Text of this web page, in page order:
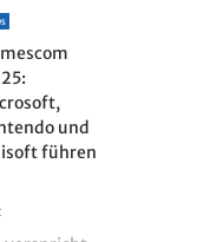
und
führen